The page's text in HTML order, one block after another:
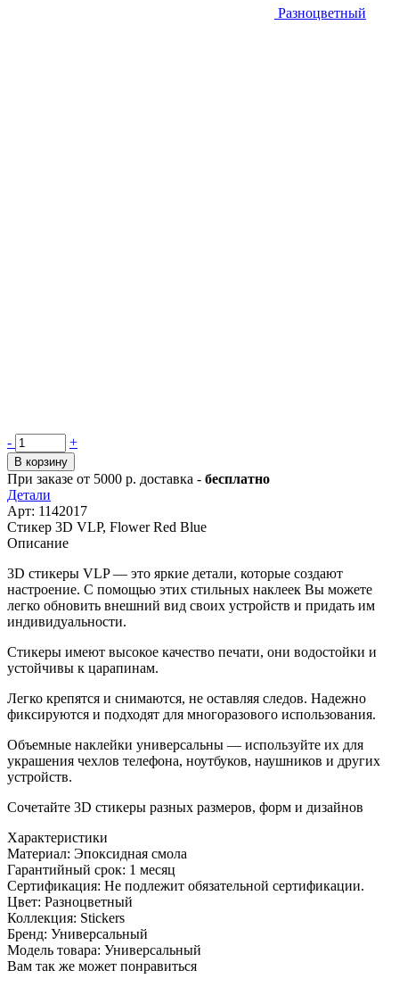
Разноцветный
Количество
товара
Стикер
3D
VLP,
Flower
Red
Blue
- +
В корзину
При заказе от 5000 р. доставка - бесплатно
Детали
Арт: 1142017
Стикер 3D VLP, Flower Red Blue
Описание
3D стикеры VLP — это яркие детали, которые создают
настроение. С помощью этих стильных наклеек Вы можете
легко обновить внешний вид своих устройств и придать им
индивидуальности.
Стикеры имеют высокое качество печати, они водостойки и
устойчивы к царапинам.
Легко крепятся и снимаются, не оставляя следов. Надежно
фиксируются и подходят для многоразового использования.
Объемные наклейки универсальны — используйте их для
украшения чехлов телефона, ноутбуков, наушников и других
устройств.
Сочетайте 3D стикеры разных размеров, форм и дизайнов
Характеристики
Материал: Эпоксидная смола
Гарантийный срок: 1 месяц
Сертификация: Не подлежит обязательной сертификации.
Цвет: Разноцветный
Коллекция: Stickers
Бренд: Универсальный
Модель товара: Универсальный
Вам так же может понравиться